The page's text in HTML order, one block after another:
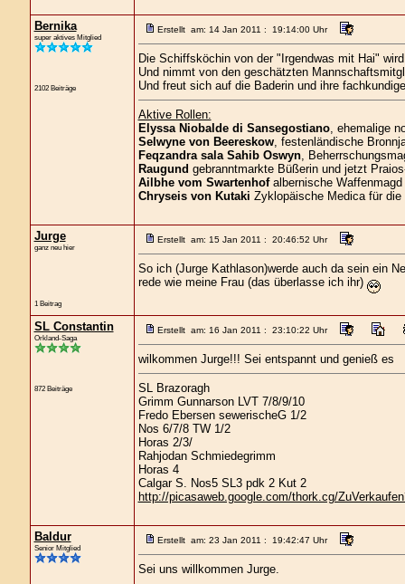
Bernika
super aktives Mitglied
2102 Beiträge
Erstellt am: 14 Jan 2011 : 19:14:00 Uhr
Die Schiffsköchin von der "Irgendwas mit Hai"
Und nimmt von den geschätzten
Und freut sich auf die Baderin und ihre
Aktive Rollen:
Elyssa Niobalde di Sansegostiano, ehemalige
Selwyne von Beereskow, festenländische
Feqzandra sala Sahib Oswyn,
Raugund gebranntmarkte Büßerin und jetzt
Ailbhe vom Swartenhofalbernische Waffenmagd
Chryseis von Kutaki Zyklopäische Medica für
Jurge
ganz neu hier
1 Beitrag
Erstellt am: 15 Jan 2011 : 20:46:52 Uhr
So ich (Jurge Kathlason)werde auch da sein ein
rede wie meine Frau (das überlasse ich ihr)
SL Constantin
Orkland-Saga
872 Beiträge
Erstellt am: 16 Jan 2011 : 23:10:22 Uhr
wilkommen Jurge!!! Sei entspannt und genieß es
SL Brazoragh
Grimm Gunnarson LVT 7/8/9/10
Fredo Ebersen sewerischeG 1/2
Nos 6/7/8 TW 1/2
Horas 2/3/
Rahjodan Schmiedegrimm
Horas 4
Calgar S. Nos5 SL3 pdk 2 Kut 2
http://picasaweb.google.com/thork.cg/
Baldur
Senior Mitglied
Erstellt am: 23 Jan 2011 : 19:42:47 Uhr
Sei uns willkommen Jurge.